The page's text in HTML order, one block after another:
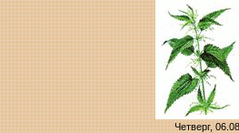
Четверг,